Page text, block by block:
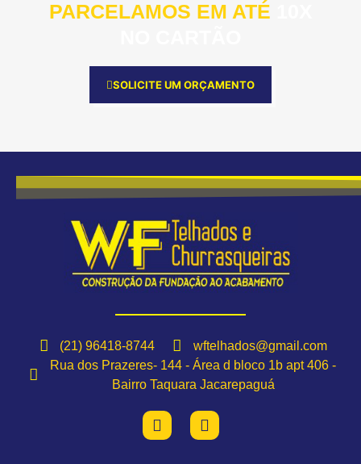
PARCELAMOS EM ATÉ
SOLICITE UM ORÇAMENTO
(21) 96418-8744
wftelhados@gmail.com
Rua dos Prazeres- 144 - Área d bloco 1b apt 406 -
Bairro Taquara Jacarepaguá